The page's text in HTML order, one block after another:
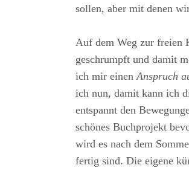
sollen, aber mit denen
Auf dem Weg zur freien
geschrumpft und damit
ich mir einenAnspruch
ich nun, damit kann ich
entspannt den
schönes Buchprojekt
wird es nach dem
fertig sind. Die eigene